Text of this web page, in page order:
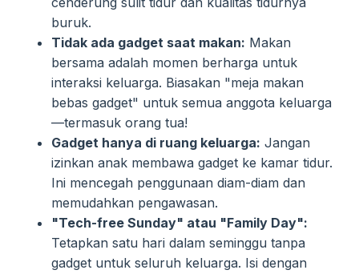
buruk.
Tidak ada gadget saat makan: Makan
bersama adalah momen berharga untuk
interaksi keluarga. Biasakan "meja makan
bebas gadget" untuk semua anggota keluarga
—termasuk orang tua!
Gadget hanya di ruang keluarga: Jangan
izinkan anak membawa gadget ke kamar tidur.
Ini mencegah penggunaan diam-diam dan
memudahkan pengawasan.
"Tech-free Sunday" atau "Family Day":
Tetapkan satu hari dalam seminggu tanpa
gadget untuk seluruh keluarga. Isi dengan